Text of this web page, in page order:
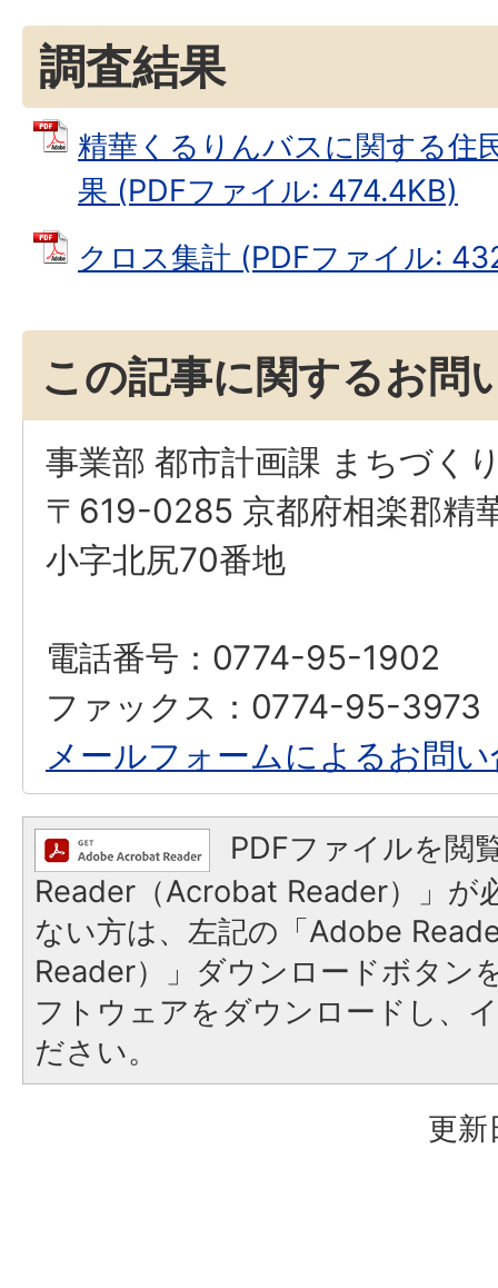
調査結果
精華くるりんバスに関する住
果 (PDFファイル: 474.4KB)
クロス集計 (PDFファイル:
この記事に関するお問
事業部 都市計画課 まちづく
〒619-0285 京都府相楽郡精
小字北尻70番地
電話番号：0774-95-1902
ファックス：0774-95-3973
メールフォームによるお問
PDFファイルを閲
Reader（Acrobat Reader）」が
ない方は、左記の「Adobe
Reader）」ダウンロードボタン
フトウェアをダウンロードし、
ださい。
更新